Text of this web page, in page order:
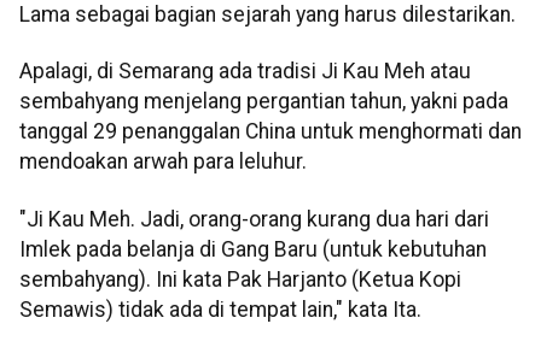
Lama sebagai bagian sejarah yang harus dilestarikan.
Apalagi, di Semarang ada tradisi Ji Kau Meh atau
sembahyang menjelang pergantian tahun, yakni pada
tanggal 29 penanggalan China untuk menghormati dan
mendoakan arwah para leluhur.
"Ji Kau Meh. Jadi, orang-orang kurang dua hari dari
Imlek pada belanja di Gang Baru (untuk kebutuhan
sembahyang). Ini kata Pak Harjanto (Ketua Kopi
Semawis) tidak ada di tempat lain," kata Ita.